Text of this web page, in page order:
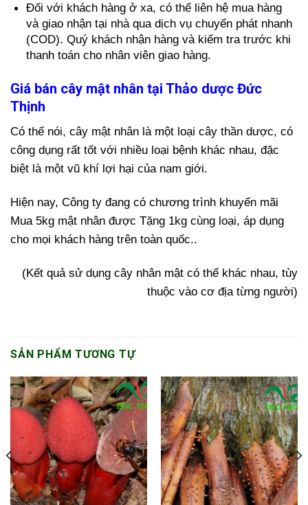
Đối với khách hàng ở xa, có thể liên hệ mua hàng
và giao nhận tại nhà qua dịch vụ chuyển phát nhanh
(COD). Quý khách nhận hàng và kiểm tra trước khi
thanh toán cho nhân viên giao hàng.
Giá bán cây mật nhân tại Thảo dược Đức
Thịnh
Có thể nói, cây mật nhân là một loại cây thần dược, có
công dụng rất tốt với nhiều loại bệnh khác nhau, đặc
biệt là một vũ khí lợi hại của nam giới.
Hiện nay, Công ty đang có chương trình khuyến mãi
Mua 5kg mật nhân được Tặng 1kg cùng loại, áp dụng
cho mọi khách hàng trên toàn quốc..
(Kết quả sử dụng cây nhân mật có thể khác nhau, tùy
thuộc vào cơ địa từng người)
SẢN PHẨM TƯƠNG TỰ